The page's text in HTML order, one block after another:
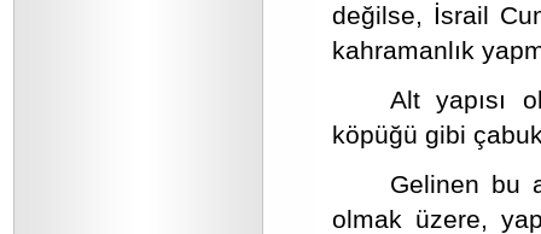
değilse, İsrail
kahramanlık
Alt yapısı
köpüğü gibi çabuk
Gelinen bu
olmak üzere,